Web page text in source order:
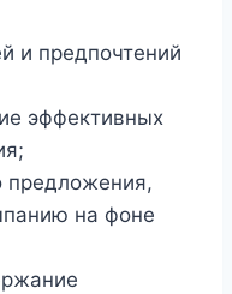
и предпочтений
эффективных
предложения,
на фоне